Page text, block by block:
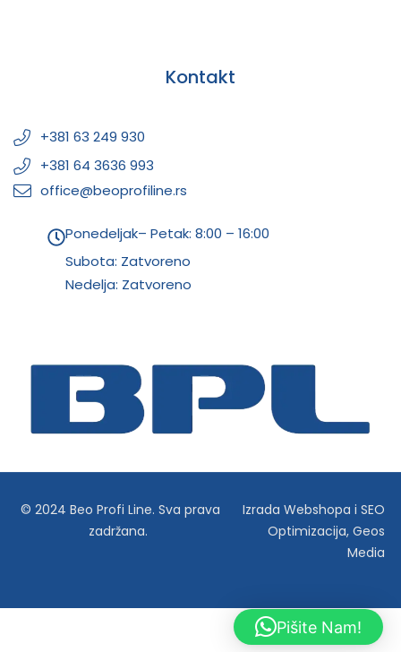
Kontakt
+381 63 249 930
+381 64 3636 993
office@beoprofiline.rs
Ponedeljak– Petak: 8:00 – 16:00
Subota: Zatvoreno
Nedelja: Zatvoreno
© 2024 Beo Profi Line. Sva prava
zadržana.
Izrada Webshopa iSEO
Optimizacija,Geos
Media
Pišite Nam!